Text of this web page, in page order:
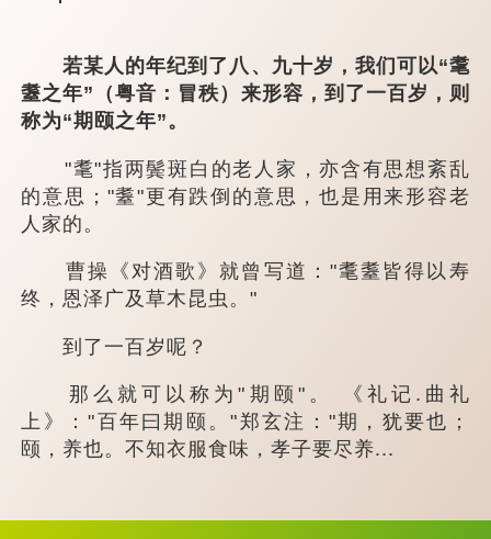
若某人的年纪到了八、九十岁，我们可以“耄
耋之年”（粤音：冒秩）来形容，到了一百岁，则
称为“期颐之年”。
"耄"指两鬓斑白的老人家，亦含有思想紊乱
的意思；"耋"更有跌倒的意思，也是用来形容老
人家的。
曹操《对酒歌》就曾写道："耄耋皆得以寿
终，恩泽广及草木昆虫。"
到了一百岁呢？
那么就可以称为"期颐"。 《礼记.曲礼
上》："百年曰期颐。"郑玄注："期，犹要也；
颐，养也。不知衣服食味，孝子要尽养...